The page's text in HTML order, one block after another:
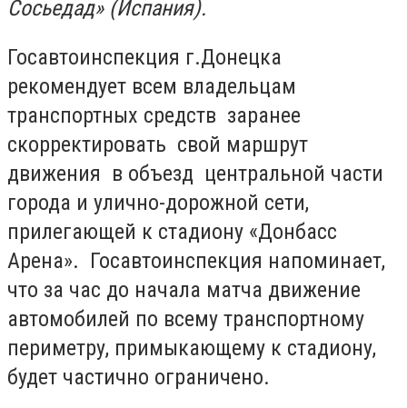
Сосьедад» (Испания).
Госавтоинспекция г.Донецка
рекомендует всем владельцам
транспортных средств заранее
скорректировать свой маршрут
движения в объезд центральной части
города и улично-дорожной сети,
прилегающей к стадиону «Донбасс
Арена». Госавтоинспекция напоминает,
что за час до начала матча движение
автомобилей по всему транспортному
периметру, примыкающему к стадиону,
будет частично ограничено.